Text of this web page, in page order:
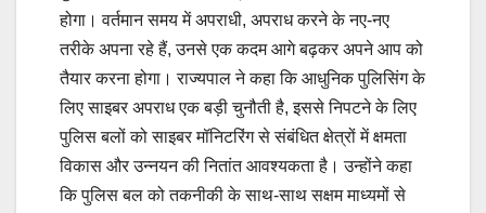
होगा। वर्तमान समय में अपराधी, अपराध करने के नए-नए
तरीके अपना रहे हैं, उनसे एक कदम आगे बढ़कर अपने आप को
तैयार करना होगा। राज्यपाल ने कहा कि आधुनिक पुलिसिंग के
लिए साइबर अपराध एक बड़ी चुनौती है, इससे निपटने के लिए
पुलिस बलों को साइबर मॉनिटरिंग से संबंधित क्षेत्रों में क्षमता
विकास और उन्नयन की नितांत आवश्यकता है। उन्होंने कहा
कि पुलिस बल को तकनीकी के साथ-साथ सक्षम माध्यमों से